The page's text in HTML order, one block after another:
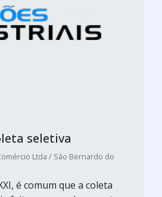
seletiva
Ltda / São Bernardo do
é comum que a coleta